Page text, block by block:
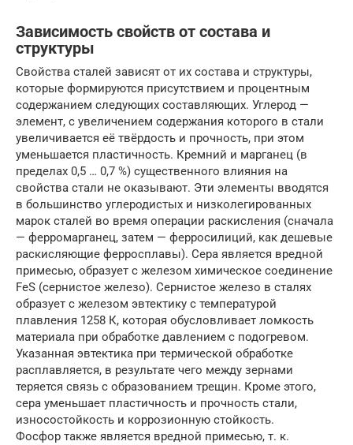
Зависимость свойств от состава и
структуры
Свойства сталей зависят от их состава и структуры,
которые формируются присутствием и процентным
содержанием следующих составляющих. Углерод —
элемент, с увеличением содержания которого в стали
увеличивается её твёрдость и прочность, при этом
уменьшается пластичность. Кремний и марганец (в
пределах 0,5 … 0,7 %) существенного влияния на
свойства стали не оказывают. Эти элементы вводятся
в большинство углеродистых и низколегированных
марок сталей во время операции раскисления (сначала
— ферромарганец, затем — ферросилиций, как дешевые
раскисляющие ферросплавы). Сера является вредной
примесью, образует с железом химическое соединение
FeS (сернистое железо). Сернистое железо в сталях
образует с железом эвтектику с температурой
плавления 1258 К, которая обусловливает ломкость
материала при обработке давлением с подогревом.
Указанная эвтектика при термической обработке
расплавляется, в результате чего между зернами
теряется связь с образованием трещин. Кроме этого,
сера уменьшает пластичность и прочность стали,
износостойкость и коррозионную стойкость.
Фосфор также является вредной примесью, т. к.